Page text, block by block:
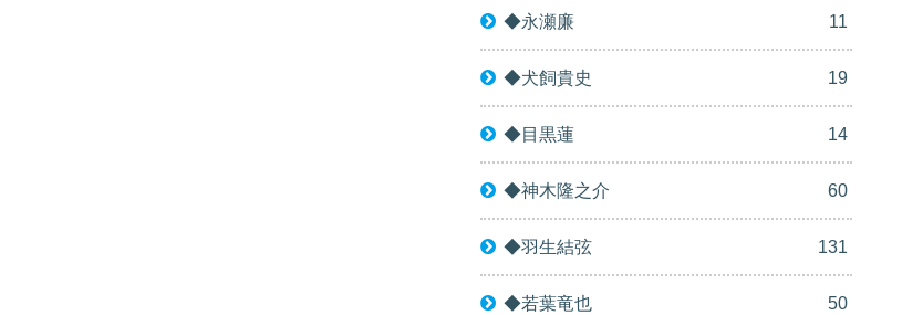
◆永瀬廉 11
◆犬飼貴史 19
◆目黒蓮 14
◆神木隆之介 60
◆羽生結弦 131
◆若葉竜也 50